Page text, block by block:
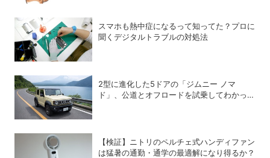
スマホも熱中症になるって知ってた？プロに
聞くデジタルトラブルの対処法
2型に進化した5ドアの「ジムニー ノマ
ド」、公道とオフロードを試乗してわかった
【検証】ニトリのペルチェ式ハンディファン
は猛暑の通勤・通学の最適解になり得るか？